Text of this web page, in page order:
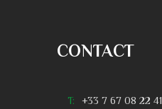
CONTACT
T: +33 7 67 08 22 41